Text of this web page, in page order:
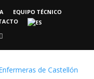
EQUIPO TÉCNICO